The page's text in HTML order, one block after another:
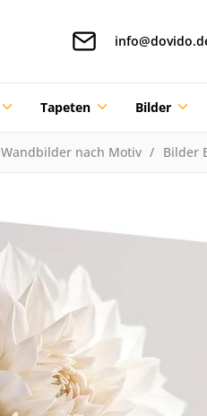
Tapeten Bilder
Wandbilder nach Motiv Bilder